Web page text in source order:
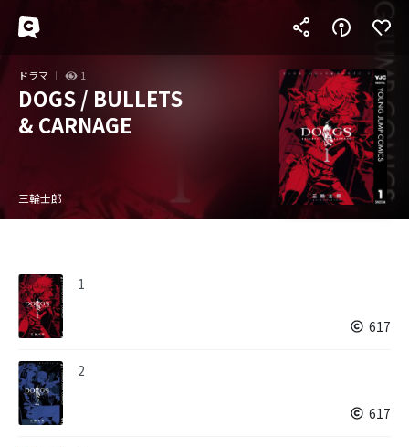
ドラマ 1
DOGS / BULLETS
& CARNAGE
三輪士郎
1
617
2
617